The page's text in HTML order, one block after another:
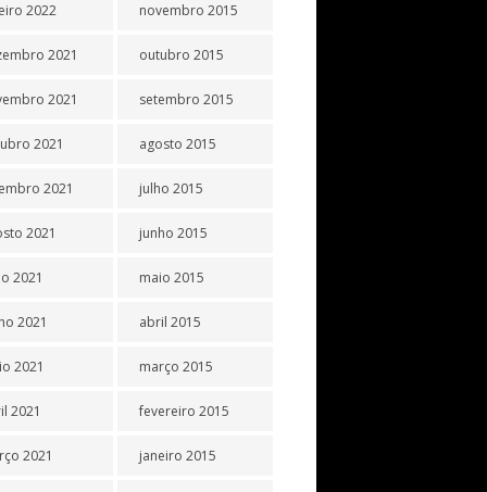
2022
2021
2021
2021
2021
2021
2021
2021
2021
2021
2021
novembro 2015
outubro 2015
setembro 2015
agosto 2015
julho 2015
junho 2015
maio 2015
abril 2015
março 2015
fevereiro 2015
janeiro 2015